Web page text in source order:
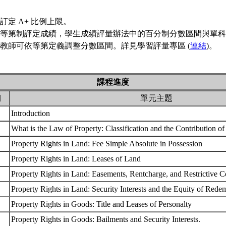
定 A+ 比例上限。
第制評定成績，學生成績評量辦法中的百分制分數區間與單
師可依等第定義調整分數區間。詳見學習評量專區 (連結)。
課程進度
單元主題
Introduction
What is the Law of Property: Classification and the Contribution
Property Rights in Land: Fee Simple Absolute in Possession
Property Rights in Land: Leases of Land
Property Rights in Land: Easements, Rentcharge, and Restrictive
Property Rights in Land: Security Interests and the Equity of
Property Rights in Goods: Title and Leases of Personalty
Property Rights in Goods: Bailments and Security Interests.